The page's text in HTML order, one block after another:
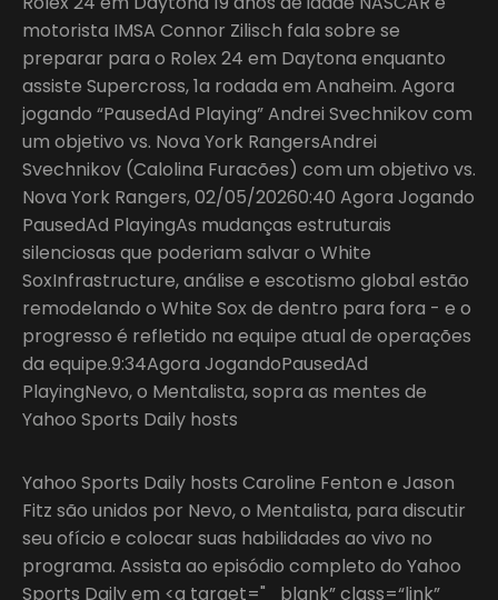
motorista IMSA Connor Zilisch fala sobre se
preparar para o Rolex 24 em Daytona enquanto
assiste Supercross, 1a rodada em Anaheim. Agora
jogando “PausedAd Playing” Andrei Svechnikov com
um objetivo vs. Nova York RangersAndrei
Svechnikov (Calolina Furacões) com um objetivo vs.
Nova York Rangers, 02/05/20260:40 Agora Jogando
PausedAd PlayingAs mudanças estruturais
silenciosas que poderiam salvar o White
SoxInfrastructure, análise e escotismo global estão
remodelando o White Sox de dentro para fora - e o
progresso é refletido na equipe atual de operações
da equipe.9:34Agora JogandoPausedAd
PlayingNevo, o Mentalista, sopra as mentes de
Yahoo Sports Daily hosts
Yahoo Sports Daily hosts Caroline Fenton e Jason
Fitz são unidos por Nevo, o Mentalista, para discutir
seu ofício e colocar suas habilidades ao vivo no
programa. Assista ao episódio completo do Yahoo
Sports Daily em <a target="_blank” class=“link”